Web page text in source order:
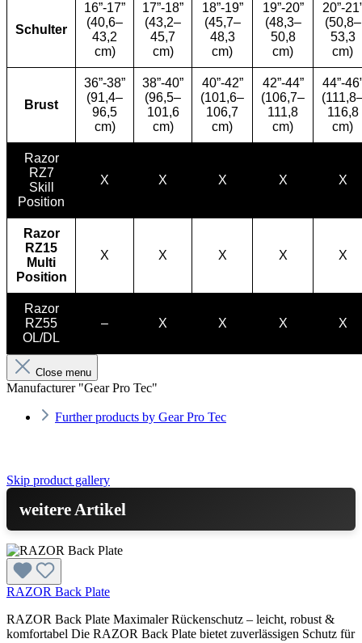
Schulter
16”-17”
(40,6–
43,2
cm)
17”-18”
(43,2–
45,7
cm)
18”-19”
(45,7–
48,3
cm)
19”-20”
(48,3–
50,8
cm)
20”-
(50,8–
53,3
cm)
Brust
36”-38”
(91,4–
96,5
cm)
38”-40”
(96,5–
101,6
cm)
40”-42”
(101,6–
106,7
cm)
42”-44”
(106,7–
111,8
cm)
44”-
116,8
cm)
Razor
RZ7
Skill
Position
X X X X X
Razor
RZ15
Multi
Position
X X X X X
Razor
RZ55
OL/DL
– X X X X
Close menu
Manufacturer "Gear Pro Tec"
Further products by Gear Pro Tec
Skip product gallery
weitere Artikel
RAZOR Back Plate
RAZOR Back Plate Maximaler Rückenschutz – leicht, robust &
komfortabel Die RAZOR Back Plate bietet zuverlässigen Schutz für